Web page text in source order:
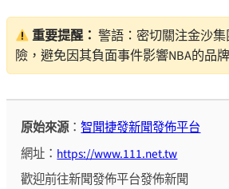
重要提醒： 警語：密切關注金沙
險，避免因其負面事件影響NBA的品
原始來源：智聞捷發新聞發佈平台
網址： https://www.111.net.tw
歡迎前往新聞發佈平台發佈新聞